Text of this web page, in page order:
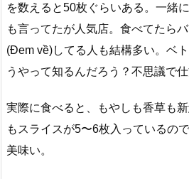
を数えると50枚ぐらいある。一緒
も言ってたが人気店。食べてたら
(Đem về)してる人も結構多い。ベ
うやって知るんだろう？不思議で仕
実際に食べると、もやしも香草も
もスライスが5〜6枚入っているの
美味い。